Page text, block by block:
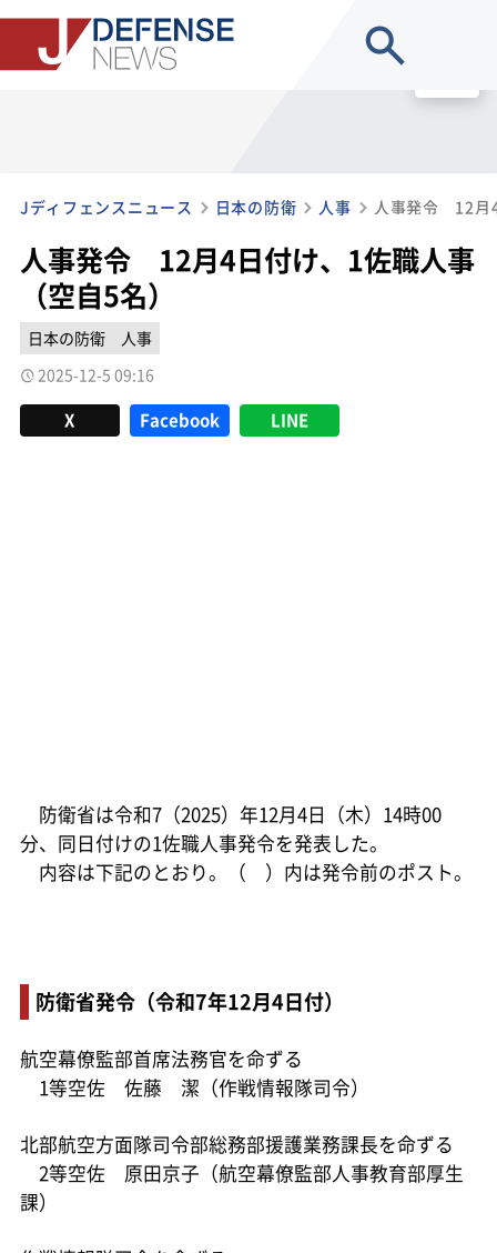
Jディフェンスニュース 日本の防衛 人事 人事発令 12月
人事発令 12月4日付け、1佐職人事
（空自5名）
日本の防衛
人事
2025-12-5 09:16
X Facebook LINE
防衛省は令和7（2025）年12月4日（木）14時00
分、同日付けの1佐職人事発令を発表した。
内容は下記のとおり。（ ）内は発令前のポスト。
防衛省発令（令和7年12月4日付）
航空幕僚監部首席法務官を命ずる
1等空佐 佐藤 潔（作戦情報隊司令）
北部航空方面隊司令部総務部援護業務課長を命ずる
2等空佐 原田京子（航空幕僚監部人事教育部厚生
課）